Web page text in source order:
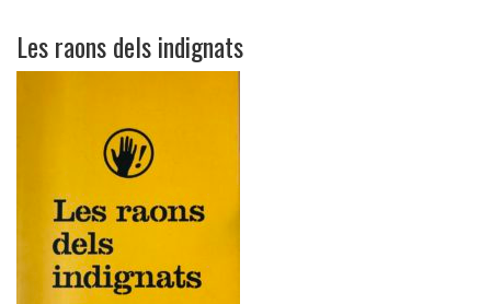
Les raons dels indignats